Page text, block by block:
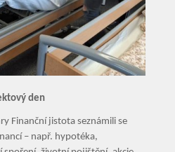
den
Finanční jistota seznámili se
– např. hypotéka,